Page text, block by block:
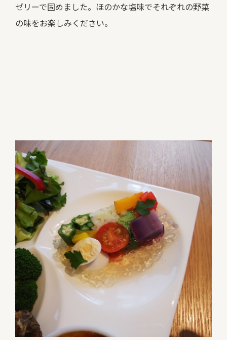
ゼリーで固めました。ほのかな塩味でそれぞれの野菜
の味をお楽しみください。